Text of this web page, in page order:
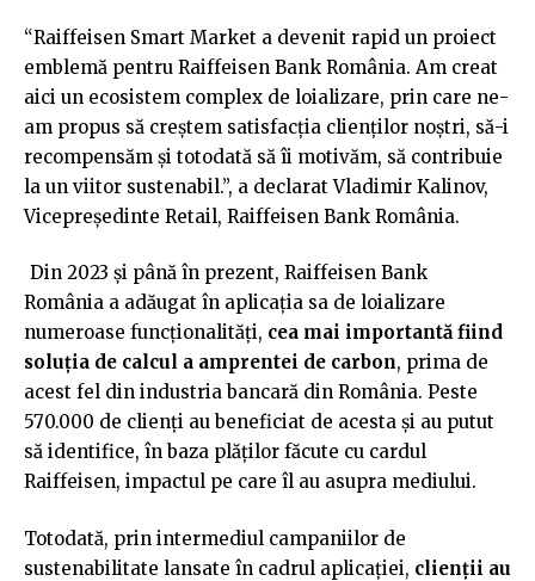
“Raiffeisen Smart Market a devenit rapid un proiect
emblemă pentru Raiffeisen Bank România. Am creat
aici un ecosistem complex de loializare, prin care ne-
am propus să creștem satisfacția clienților noștri, să-i
recompensăm și totodată să îi motivăm, să contribuie
la un viitor sustenabil.”, a declarat Vladimir Kalinov,
Vicepreședinte Retail, Raiffeisen Bank România.
Din 2023 și până în prezent, Raiffeisen Bank
România a adăugat în aplicația sa de loializare
numeroase funcționalități, cea mai importantă fiind
soluția de calcul a amprentei de carbon, prima de
acest fel din industria bancară din România. Peste
570.000 de clienți au beneficiat de acesta și au putut
să identifice, în baza plăților făcute cu cardul
Raiffeisen, impactul pe care îl au asupra mediului.
Totodată, prin intermediul campaniilor de
sustenabilitate lansate în cadrul aplicației, clienții au